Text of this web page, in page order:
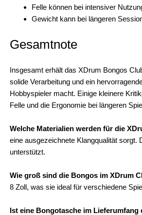
Felle können bei intensiver
Gewicht kann bei längeren
Gesamtnote
Insgesamt erhält das XDrum Bongos
solide Verarbeitung und ein
Hobbyspieler macht. Einige kleinere
Felle und die Ergonomie bei längeren
Welche Materialien werden für die
eine ausgezeichnete Klangqualität sorgt.
unterstützt.
Wie groß sind die Bongos im XDrum
8 Zoll, was sie ideal für verschiedene
Ist eine Bongotasche im Lieferumfang